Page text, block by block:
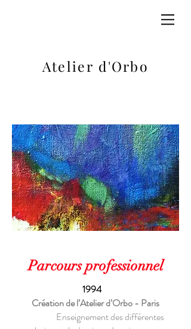
Atelier d'Orbo
Parcours professionnel
1994
Création de l’Atelier d’Orbo - Paris
Enseignement des différentes